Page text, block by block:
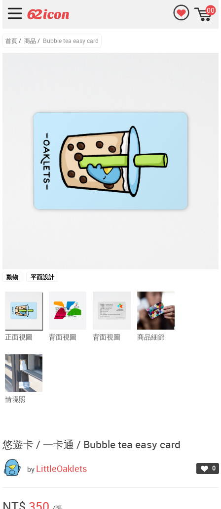
00
首頁/ 商品 / Bubble tea easy card
動物 平面設計
正面視圖 背面視圖 背面視圖 商品細節
情境照
悠遊卡 / 一卡通 / Bubble tea easy card
0
by LittleOaklets